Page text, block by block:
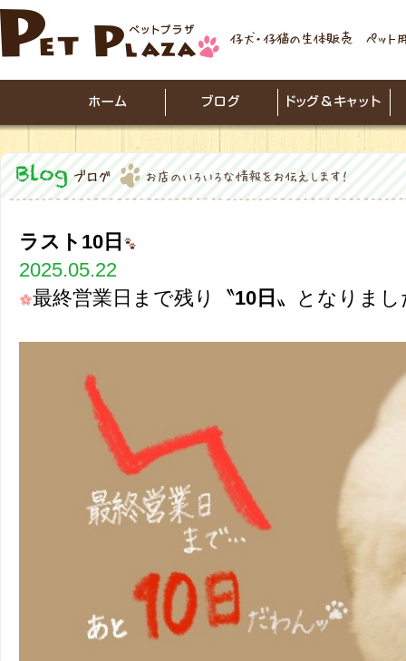
ラスト10日
2025.05.22
最終営業日まで残り〝10日 〟となりまし